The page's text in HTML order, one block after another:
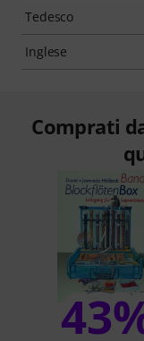
Tedesco
Inglese
Comprati